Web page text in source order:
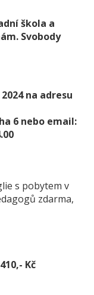
škola a
Svobody
na adresu
6 nebo email:
s pobytem v
zdarma,
Kč